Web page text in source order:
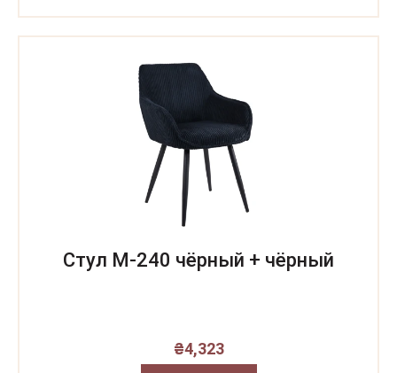
Стул M-240 чёрный + чёрный
₴4,323